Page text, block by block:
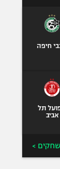
חיפה
תל
אביב
>